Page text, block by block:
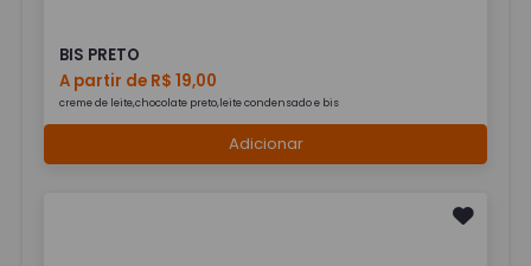
BIS PRETO
A partir de R$ 19,00
creme de leite,chocolate preto,leite condensado e bis
Adicionar